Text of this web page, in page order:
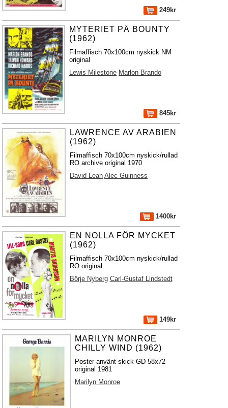
249kr
MYTERIET PÅ BOUNTY
(1962)
Filmaffisch 70x100cm nyskick NM
original
Lewis Milestone Marlon Brando
845kr
LAWRENCE AV ARABIEN
(1962)
Filmaffisch 70x100cm nyskick/rullad
RO archive original 1970
David Lean Alec Guinness
1400kr
EN NOLLA FÖR MYCKET
(1962)
Filmaffisch 70x100cm nyskick/rullad
RO original
Börje Nyberg Carl-Gustaf Lindstedt
149kr
MARILYN MONROE
CHILLY WIND (1962)
Poster använt skick GD 58x72
original 1981
Marilyn Monroe